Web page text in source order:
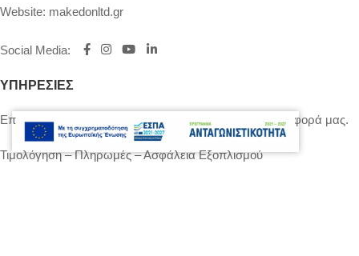
Website: makedonltd.gr
Social Media:
ΥΠΗΡΕΣΙΕΣ
Επικοινωνήστε μαζί μας για να σας δώσουμε την προσφορά μας.
Τιμολόγηση – Πληρωμές – Ασφάλεια Εξοπλισμού